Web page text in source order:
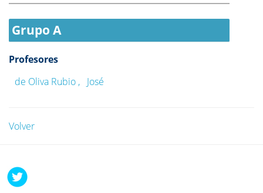
Grupo A
Profesores
de Oliva Rubio , José
Volver